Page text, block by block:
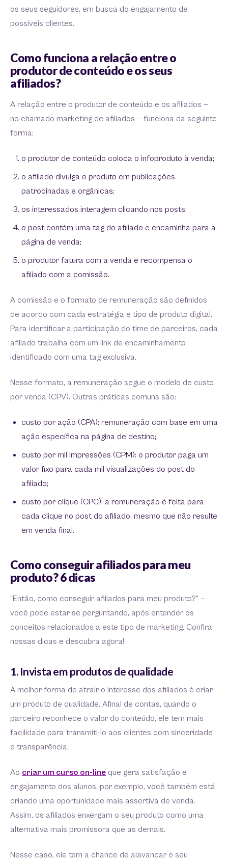
os seus seguidores, em busca do engajamento de
possíveis clientes.
Como funciona a relação entre o
produtor de conteúdo e os seus
afiliados?
A relação entre o produtor de conteúdo e os afiliados —
no chamado marketing de afiliados — funciona da seguinte
forma:
o produtor de conteúdo coloca o infoproduto à venda;
o afiliado divulga o produto em publicações
patrocinadas e orgânicas;
os interessados interagem clicando nos posts;
o post contém uma tag do afiliado e encaminha para a
página de venda;
o produtor fatura com a venda e recompensa o
afiliado com a comissão.
A comissão e o formato de remuneração são definidos
de acordo com cada estratégia e tipo de produto digital.
Para identificar a participação do time de parceiros, cada
afiliado trabalha com um link de encaminhamento
identificado com uma tag exclusiva.
Nesse formato, a remuneração segue o modelo de custo
por venda (CPV). Outras práticas comuns são:
custo por ação (CPA): remuneração com base em uma
ação específica na página de destino;
custo por mil impressões (CPM): o produtor paga um
valor fixo para cada mil visualizações do post do
afiliado;
custo por clique (CPC): a remuneração é feita para
cada clique no post do afiliado, mesmo que não resulte
em venda final.
Como conseguir afiliados para meu
produto? 6 dicas
“Então, como conseguir afiliados para meu produto?” —
você pode estar se perguntando, após entender os
conceitos relacionados a este tipo de marketing. Confira
nossas dicas e descubra agora!
1. Invista em produtos de qualidade
A melhor forma de atrair o interesse dos afiliados é criar
um produto de qualidade. Afinal de contas, quando o
parceiro reconhece o valor do conteúdo, ele tem mais
facilidade para transmiti-lo aos clientes com sinceridade
e transparência.
Ao criar um curso on-line que gera satisfação e
engajamento dos alunos, por exemplo, você também está
criando uma oportunidade mais assertiva de venda.
Assim, os afiliados enxergam o seu produto como uma
alternativa mais promissora que as demais.
Nesse caso, ele tem a chance de alavancar o seu